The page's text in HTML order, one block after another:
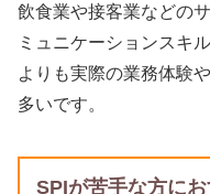
飲食業や接客業などの
ミュニケーションスキ
よりも実際の業務体験
多いです。
SPIが苦手な方に